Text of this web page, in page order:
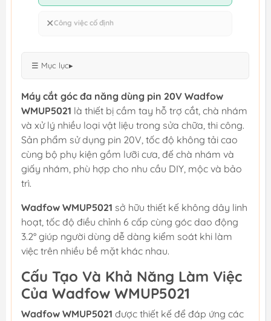
✕Công việc cố định
☰ Mục lục▸
Máy cắt góc đa năng dùng pin 20V Wadfow
WMUP5021 là thiết bị cầm tay hỗ trợ cắt, chà nhám
và xử lý nhiều loại vật liệu trong sửa chữa, thi công.
Sản phẩm sử dụng pin 20V, tốc độ không tải cao
cùng bộ phụ kiện gồm lưỡi cưa, đế chà nhám và
giấy nhám, phù hợp cho nhu cầu DIY, mộc và bảo
trì.
Wadfow WMUP5021 sở hữu thiết kế không dây linh
hoạt, tốc độ điều chỉnh 6 cấp cùng góc dao động
3.2° giúp người dùng dễ dàng kiểm soát khi làm
việc trên nhiều bề mặt khác nhau.
Cấu Tạo Và Khả Năng Làm Việc
Của Wadfow WMUP5021
Wadfow WMUP5021 được thiết kế để đáp ứng các